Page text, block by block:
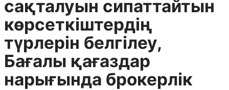
сақталуын сипаттайтын
көрсеткiштердiң
түрлерін белгілеу,
Бағалы қағаздар
нарығында брокерлік